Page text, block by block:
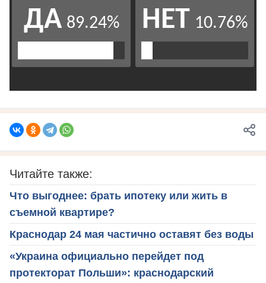
Читайте также:
Что выгоднее: брать ипотеку или жить в
съемной квартире?
Краснодар 24 мая частично оставят без воды
«Украина официально перейдет под
протекторат Польши»: краснодарский